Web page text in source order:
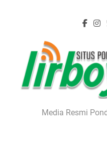
Media Resmi